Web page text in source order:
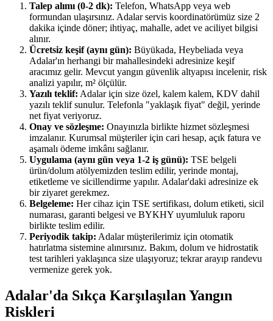
Talep alımı (0-2 dk): Telefon, WhatsApp veya web
formundan ulaşırsınız. Adalar servis koordinatörümüz size 2
dakika içinde döner; ihtiyaç, mahalle, adet ve aciliyet bilgisi
alınır.
Ücretsiz keşif (aynı gün): Büyükada, Heybeliada veya
Adalar'ın herhangi bir mahallesindeki adresinize keşif
aracımız gelir. Mevcut yangın güvenlik altyapısı incelenir, risk
analizi yapılır, m² ölçülür.
Yazılı teklif: Adalar için size özel, kalem kalem, KDV dahil
yazılı teklif sunulur. Telefonla "yaklaşık fiyat" değil, yerinde
net fiyat veriyoruz.
Onay ve sözleşme: Onayınızla birlikte hizmet sözleşmesi
imzalanır. Kurumsal müşteriler için cari hesap, açık fatura ve
aşamalı ödeme imkânı sağlanır.
Uygulama (aynı gün veya 1-2 iş günü): TSE belgeli
ürün/dolum atölyemizden teslim edilir, yerinde montaj,
etiketleme ve sicillendirme yapılır. Adalar'daki adresinize ek
bir ziyaret gerekmez.
Belgeleme: Her cihaz için TSE sertifikası, dolum etiketi, sicil
numarası, garanti belgesi ve BYKHY uyumluluk raporu
birlikte teslim edilir.
Periyodik takip: Adalar müşterilerimiz için otomatik
hatırlatma sistemine alınırsınız. Bakım, dolum ve hidrostatik
test tarihleri yaklaşınca size ulaşıyoruz; tekrar arayıp randevu
vermenize gerek yok.
Adalar'da Sıkça Karşılaşılan Yangın
Riskleri